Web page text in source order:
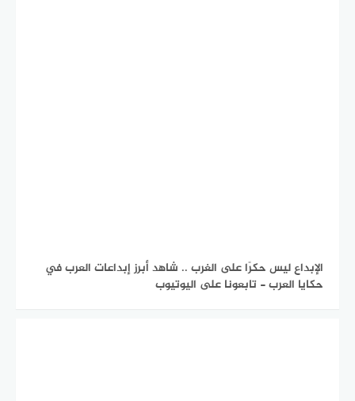
الإبداع ليس حكرًا على الغرب .. شاهد أبرز إبداعات العرب في
حكايا العرب - تابعونا على اليوتيوب